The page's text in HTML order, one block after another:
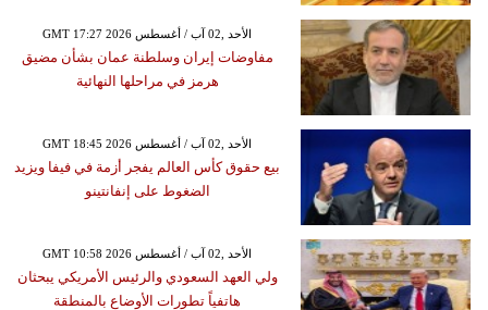
GMT 17:27 2026 الأحد ,02 آب / أغسطس
مفاوضات إيران وسلطنة عمان بشأن مضيق
هرمز في مراحلها النهائية
GMT 18:45 2026 الأحد ,02 آب / أغسطس
بيع حقوق كأس العالم يفجر أزمة في فيفا ويزيد
الضغوط على إنفانتينو
GMT 10:58 2026 الأحد ,02 آب / أغسطس
ولي العهد السعودي والرئيس الأمريكي يبحثان
هاتفياً تطورات الأوضاع بالمنطقة